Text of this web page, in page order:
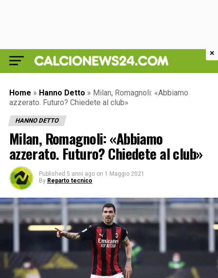
Home » Hanno Detto » Milan, Romagnoli: «Abbiamo
azzerato. Futuro? Chiedete al club»
HANNO DETTO
Milan, Romagnoli: «Abbiamo
azzerato. Futuro? Chiedete al club»
Published 5 anni ago on 1 Maggio 2021
By Reparto tecnico
×